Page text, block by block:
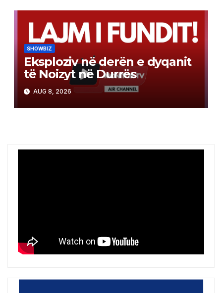
SHOWBIZ
Eksploziv në derën e dyqanit
të Noizyt në Durrës
AUG 8, 2026